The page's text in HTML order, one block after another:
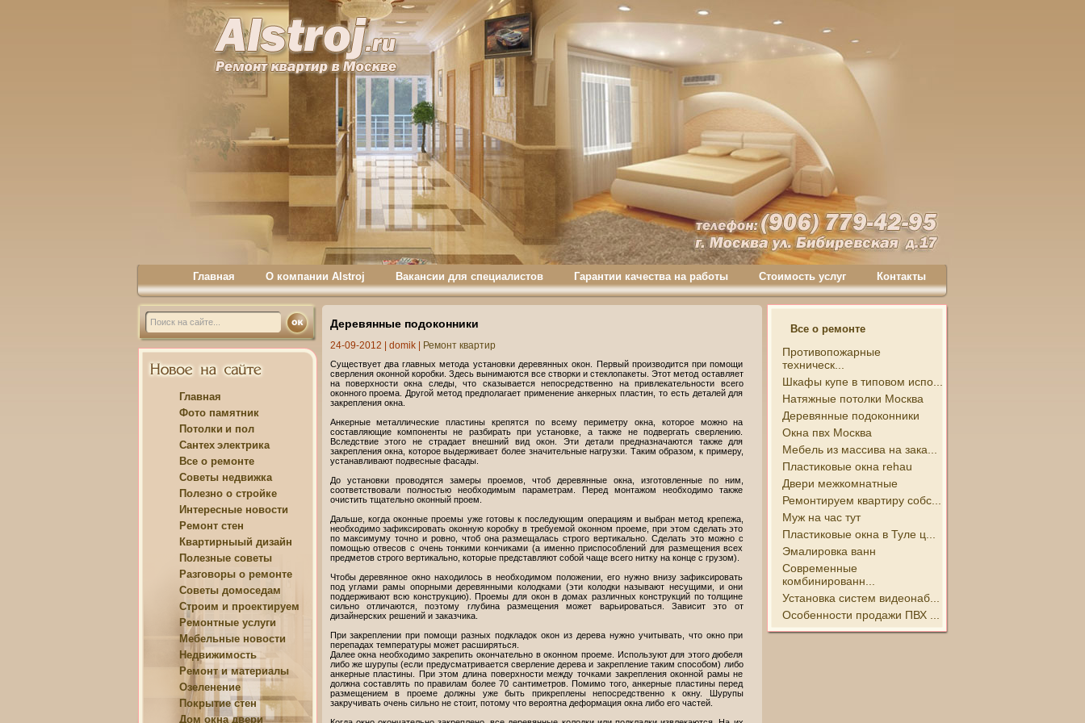
Контакты
Стоимость услуг
Гарантии качества на работы
Вакансии для специалистов
О компании Alstroj
Главная
Главная
Фото памятник
Потолки и пол
Сантех электрика
Все о ремонте
Советы недвижка
Полезно о стройке
Интересные новости
Ремонт стен
Квартирныый дизайн
Полезные советы
Разговоры о ремонте
Советы домоседам
Строим и проектируем
Ремонтные услуги
Мебельные новости
Недвижимость
Ремонт иматериалы
Озеленение
Покрытиестен
Дом окна двери
Деревянные подоконники
24-09-2012 | domik| Ремонт квартир
Существует два главных метода установки деревянных окон. Первый производится при помощи
сверления оконной коробки. Здесь вынимаются все створки и стеклопакеты. Этот метод оставляет
на поверхности окна следы, что сказывается непосредственно на привлекательности всего
оконного проема. Другой метод предполагает применение анкерных пластин, то есть деталей для
закрепления окна.
Анкерные металлические пластины крепятся по всему периметру окна, которое можно на
составляющие компоненты не разбирать при установке, а также не подвергать сверлению.
Вследствие этого не страдает внешний вид окон. Эти детали предназначаются также для
закрепления окна, которое выдерживает более значительные нагрузки. Таким образом, к примеру,
устанавливают подвесные фасады.
До установки проводятся замеры проемов, чтоб деревянные окна, изготовленные по ним,
соответствовали полностью необходимым параметрам. Перед монтажом необходимо также
очистить тщательно оконный проем.
Дальше, когда оконные проемы уже готовы к последующим операциям и выбран метод крепежа,
необходимо зафиксировать оконную коробку в требуемой оконном проеме, при этом сделать это
по максимуму точно и ровно, чтоб она размещалась строго вертикально. Сделать это можно с
помощью отвесов с очень тонкими кончиками (а именно приспособлений для размещения всех
предметов строго вертикально, которые представляют собой чаще всего нитку на конце с грузом).
Чтобы деревянное окно находилось в необходимом положении, его нужно внизу зафиксировать
под углами рамы опорными деревянными колодками (эти колодки называют несущими, и они
поддерживают всю конструкцию). Проемы для окон в домах различных конструкций по толщине
сильно отличаются, поэтому глубина размещения может варьироваться. Зависит это от
дизайнерских решений и заказчика.
При закреплении при помощи разных подкладок окон из дерева нужно учитывать, что окно при
перепадах температуры может расширяться.
Далее окна необходимо закрепить окончательно в оконном проеме. Используют для этого дюбеля
либо же шурупы (если предусматривается сверление дерева и закрепление таким способом) либо
анкерные пластины. При этом длина поверхности между точками закрепления оконной рамы не
должна составлять по правилам более 70 сантиметров. Помимо того, анкерные пластины перед
размещением в проеме должны уже быть прикреплены непосредственно к окну. Шурупы
закручивать очень сильно не стоит, потому что вероятна деформация окна либо его частей.
Все о ремонте
Противопожарные
техническ...
Шкафы купе в типовом испо...
Натяжные потолки Москва
Деревянные подоконники
Окна пвх Москва
Мебель из массива на зака...
Пластиковые окна rehau
Двери межкомнатные
Ремонтируем квартиру собс...
Муж на час тут
Пластиковые окна в Туле ц...
Эмалировка ванн
Современные
комбинированн...
Установка систем видеонаб...
Особенности продажи ПВХ ...